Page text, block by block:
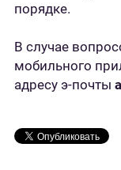
порядке.
В случае
мобильного
адресу э-почты